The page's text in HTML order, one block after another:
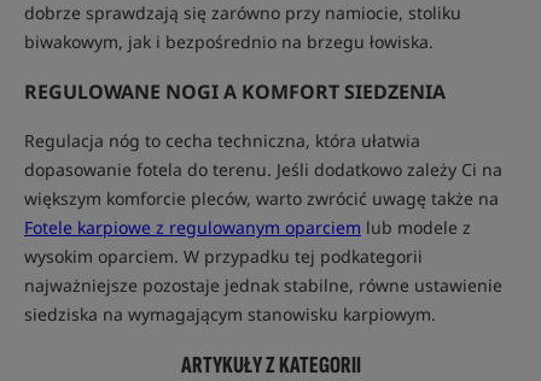
dobrze sprawdzają się zarówno przy namiocie, stoliku
biwakowym, jak i bezpośrednio na brzegu łowiska.
REGULOWANE NOGI A KOMFORT SIEDZENIA
Regulacja nóg to cecha techniczna, która ułatwia
dopasowanie fotela do terenu. Jeśli dodatkowo zależy Ci na
większym komforcie pleców, warto zwrócić uwagę także na
Fotele karpiowe z regulowanym oparciem lub modele z
wysokim oparciem. W przypadku tej podkategorii
najważniejsze pozostaje jednak stabilne, równe ustawienie
siedziska na wymagającym stanowisku karpiowym.
ARTYKUŁY Z KATEGORII